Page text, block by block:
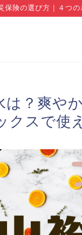
保険の選び方｜４つ
は？爽や
クスで使